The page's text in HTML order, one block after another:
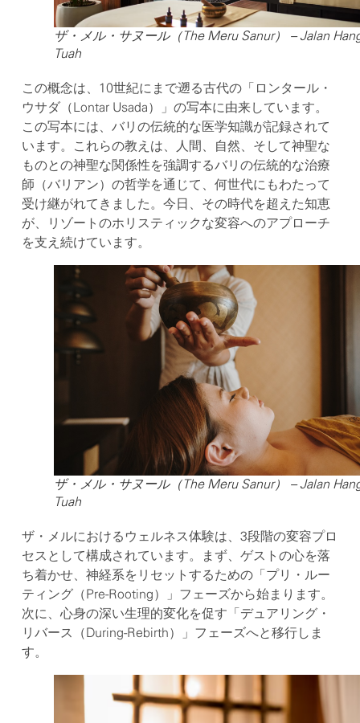
ザ・メル・サヌール（The Meru Sanur） – Jalan
Tuah
この概念は、10世紀にまで遡る古代の「ロンタール・
ウサダ（Lontar Usada）」の写本に由来しています。
この写本には、バリの伝統的な医学知識が記録されて
います。これらの教えは、人間、自然、そして神聖な
ものとの神聖な関係性を強調するバリの伝統的な治療
師（バリアン）の哲学を通じて、何世代にもわたって
受け継がれてきました。今日、その時代を超えた知恵
が、リゾートのホリスティックな変容へのアプローチ
を支え続けています。
ザ・メル・サヌール（The Meru Sanur） – Jalan
Tuah
ザ・メルにおけるウェルネス体験は、3段階の変容プロ
セスとして構成されています。まず、ゲストの心を落
ち着かせ、神経系をリセットするための「プリ・ルー
ティング（Pre-Rooting）」フェーズから始まります。
次に、心身の深い生理的変化を促す「デュアリング・
リバース（During-Rebirth）」フェーズへと移行しま
す。